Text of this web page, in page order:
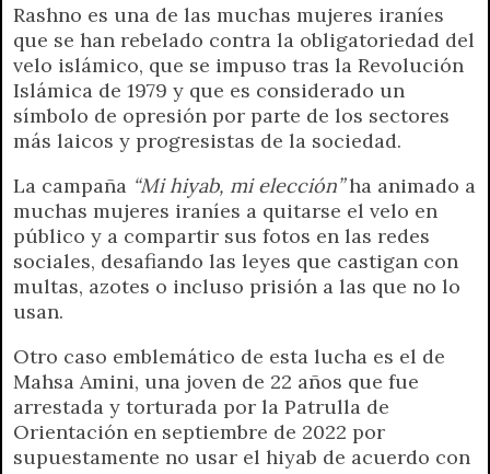
Rashno es una de las muchas mujeres iraníes
que se han rebelado contra la obligatoriedad del
velo islámico, que se impuso tras la Revolución
Islámica de 1979 y que es considerado un
símbolo de opresión por parte de los sectores
más laicos y progresistas de la sociedad.
La campaña “Mi hiyab, mi elección”ha animado a
muchas mujeres iraníes a quitarse el velo en
público y a compartir sus fotos en las redes
sociales, desafiando las leyes que castigan con
multas, azotes o incluso prisión a las que no lo
usan.
Otro caso emblemático de esta lucha es el de
Mahsa Amini, una joven de 22 años que fue
arrestada y torturada por la Patrulla de
Orientación en septiembre de 2022 por
supuestamente no usar el hiyab de acuerdo con